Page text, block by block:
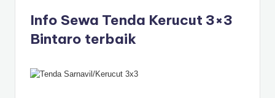
Info Sewa Tenda Kerucut 3×3
Bintaro terbaik